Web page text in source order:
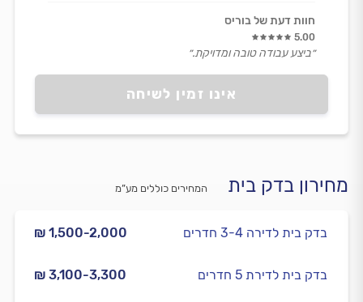
אינו זמין לשיחה
חוות דעת של בוריס
5.00
״ביצע עבודה טובה ומדויקת.״
מחירון בדק בית המחירים כוללים מע”מ
₪ 1,500-2,000 בדק בית לדירה 3-4 חדרים
₪ 3,100-3,300 בדק בית לדירת 5 חדרים